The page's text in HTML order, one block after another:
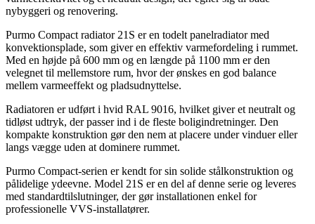
nybyggeri og renovering.
Purmo Compact radiator 21S er en todelt panelradiator med
konvektionsplade, som giver en effektiv varmefordeling i rummet.
Med en højde på 600 mm og en længde på 1100 mm er den
velegnet til mellemstore rum, hvor der ønskes en god balance
mellem varmeeffekt og pladsudnyttelse.
Radiatoren er udført i hvid RAL 9016, hvilket giver et neutralt og
tidløst udtryk, der passer ind i de fleste boligindretninger. Den
kompakte konstruktion gør den nem at placere under vinduer eller
langs vægge uden at dominere rummet.
Purmo Compact-serien er kendt for sin solide stålkonstruktion og
pålidelige ydeevne. Model 21S er en del af denne serie og leveres
med standardtilslutninger, der gør installationen enkel for
professionelle VVS-installatører.